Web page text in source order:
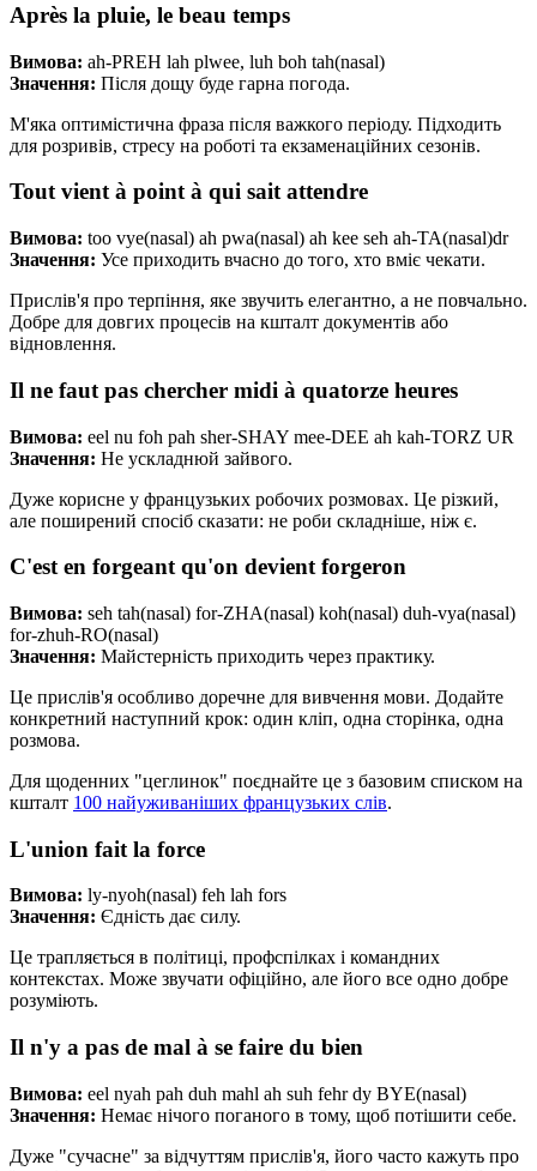
Après la pluie, le beau temps
Вимова: ah-PREH lah plwee, luh boh tah(nasal)
Значення: Після дощу буде гарна погода.
М'яка оптимістична фраза після важкого періоду. Підходить
для розривів, стресу на роботі та екзаменаційних сезонів.
Tout vient à point à qui sait attendre
Вимова: too vye(nasal) ah pwa(nasal) ah kee seh ah-TA(nasal)dr
Значення: Усе приходить вчасно до того, хто вміє чекати.
Прислів'я про терпіння, яке звучить елегантно, а не повчально.
Добре для довгих процесів на кшталт документів або
відновлення.
Il ne faut pas chercher midi à quatorze heures
Вимова: eel nu foh pah sher-SHAY mee-DEE ah kah-TORZ UR
Значення: Не ускладнюй зайвого.
Дуже корисне у французьких робочих розмовах. Це різкий,
але поширений спосіб сказати: не роби складніше, ніж є.
C'est en forgeant qu'on devient forgeron
Вимова: seh tah(nasal) for-ZHA(nasal) koh(nasal) duh-vya(nasal)
for-zhuh-RO(nasal)
Значення: Майстерність приходить через практику.
Це прислів'я особливо доречне для вивчення мови. Додайте
конкретний наступний крок: один кліп, одна сторінка, одна
розмова.
Для щоденних "цеглинок" поєднайте це з базовим списком на
кшталт 100 найуживаніших французьких слів.
L'union fait la force
Вимова: ly-nyoh(nasal) feh lah fors
Значення: Єдність дає силу.
Це трапляється в політиці, профспілках і командних
контекстах. Може звучати офіційно, але його все одно добре
розуміють.
Il n'y a pas de mal à se faire du bien
Вимова: eel nyah pah duh mahl ah suh fehr dy BYE(nasal)
Значення: Немає нічого поганого в тому, щоб потішити себе.
Дуже "сучасне" за відчуттям прислів'я, його часто кажуть про